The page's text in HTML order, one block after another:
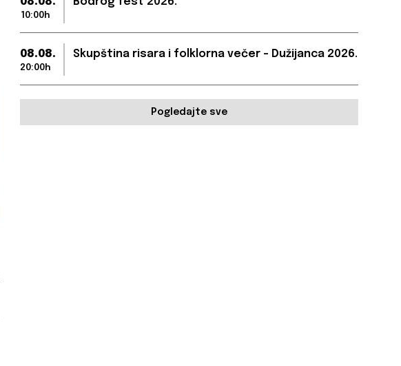
10:00h
08.08.
20:00h
Skupština risara i folklorna večer – Dužijanca 2026.
Pogledajte sve